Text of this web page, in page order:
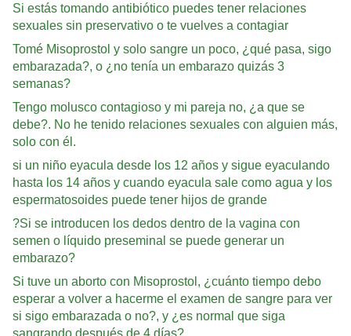
Si estás tomando antibiótico puedes tener relaciones
sexuales sin preservativo o te vuelves a contagiar
Tomé Misoprostol y solo sangre un poco, ¿qué pasa, sigo
embarazada?, o ¿no tenía un embarazo quizás 3
semanas?
Tengo molusco contagioso y mi pareja no, ¿a que se
debe?. No he tenido relaciones sexuales con alguien más,
solo con él.
si un niño eyacula desde los 12 años y sigue eyaculando
hasta los 14 años y cuando eyacula sale como agua y los
espermatosoides puede tener hijos de grande
?Si se introducen los dedos dentro de la vagina con
semen o líquido preseminal se puede generar un
embarazo?
Si tuve un aborto con Misoprostol, ¿cuánto tiempo debo
esperar a volver a hacerme el examen de sangre para ver
si sigo embarazada o no?, y ¿es normal que siga
sangrando después de 4 días?